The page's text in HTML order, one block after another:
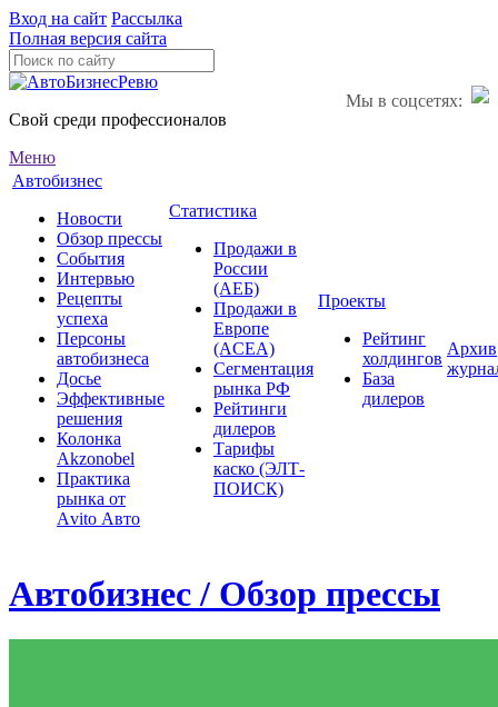
Вход на сайт Рассылка
Полная версия сайта
Мы в соцсетях:
Свой среди профессионалов
Меню
Автобизнес
Новости
Обзор прессы
События
Интервью
Рецепты
успеха
Персоны
автобизнеса
Досье
Эффективные
решения
Колонка
Akzonobel
Практика
рынка от
Аvito Авто
Статистика
Продажи в
России
(АЕБ)
Продажи в
Европе
(ACEA)
Сегментация
рынка РФ
Рейтинги
дилеров
Тарифы
каско (ЭЛТ-
ПОИСК)
Проекты
Рейтинг
холдингов
База
дилеров
Архив
Автобизнес / Обзор прессы